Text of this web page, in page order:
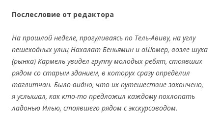
Послесловие от редактора
На прошлой неделе, прогуливаясь по Тель-Авиву, на углу
пешеходных улиц Нахалат Беньямин и аШомер, возле шука
(рынка) Кармель увидел группу молодых ребят, стоявших
рядом со старым зданием, в которух сразу определил
таглитчан. Было видно, что их путешествие закончено,
я услышал, как кто-то предложил каждому похлопать
ладонью Илью, стоявшего рядом с экскурсоводом.